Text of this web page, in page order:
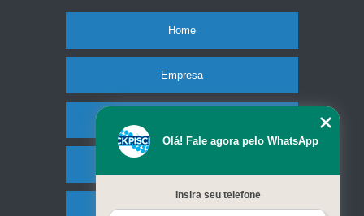
Home
Empresa
Contato
Olá! Fale agora pelo WhatsApp
Insira seu telefone